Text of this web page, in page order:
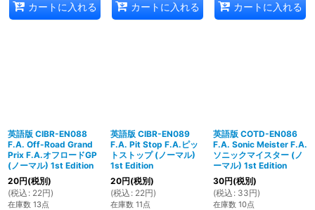
カートに入れる カートに入れる カートに入れる
英語版 CIBR-EN088
F.A. Off-Road Grand
Prix F.A.オフロードGP
(ノーマル) 1st Edition
20円(税別)
(税込 : 22円)
在庫数 13点
英語版 CIBR-EN089
F.A. Pit Stop F.A.ピッ
トストップ (ノーマル)
1st Edition
20円(税別)
(税込 : 22円)
在庫数 11点
英語版 COTD-EN086
F.A. Sonic Meister F.A.
ソニックマイスター (ノ
ーマル) 1st Edition
30円(税別)
(税込 : 33円)
在庫数 10点